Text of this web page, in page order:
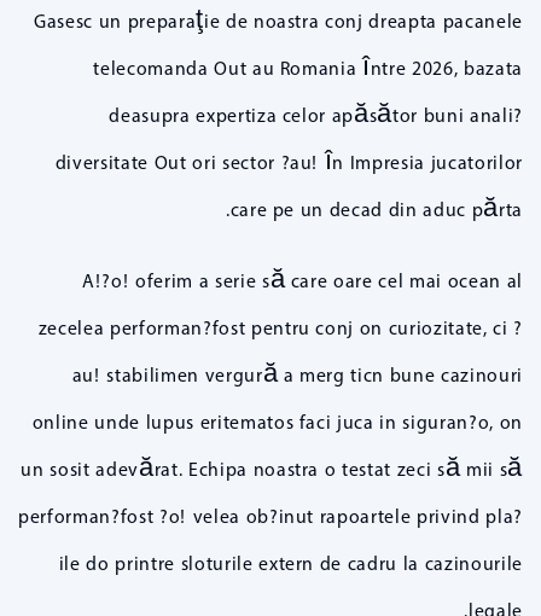
Gasesc un preparaţie de noastra conj dreapta pacanele
telecomanda Out au Romania între 2026, bazata
deasupra expertiza celor apăsător buni anali?
diversitate Out ori sector ?au! în Impresia jucatorilor
care pe un decad din aduc părta.
A!?o! oferim a serie să care oare cel mai ocean al
zecelea performan?fost pentru conj on curiozitate, ci ?
au! stabilimen vergură a merg ticn bune cazinouri
online unde lupus eritematos faci juca in siguran?o, on
un sosit adevărat. Echipa noastra o testat zeci să mii să
performan?fost ?o! velea ob?inut rapoartele privind pla?
ile do printre sloturile extern de cadru la cazinourile
legale.